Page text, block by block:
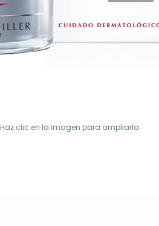
Haz clic en la imagen para ampliarla